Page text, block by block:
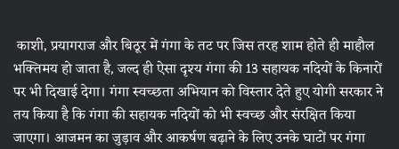
काशी, प्रयागराज और बिठूर में गंगा के तट पर जिस तरह शाम होते ही माहौल
भक्तिमय हो जाता है, जल्द ही ऐसा दृश्य गंगा की 13 सहायक नदियों के किनारों
पर भी दिखाई देगा। गंगा स्वच्छता अभियान को विस्तार देते हुए योगी सरकार ने
तय किया है कि गंगा की सहायक नदियों को भी स्वच्छ और संरक्षित किया
जाएगा। आजमन का जुड़ाव और आकर्षण बढ़ाने के लिए उनके घाटों पर गंगा